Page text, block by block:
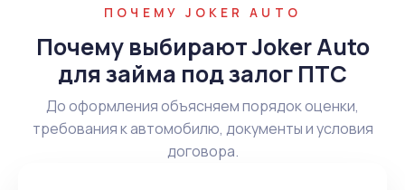
ПОЧЕМУ JOKER AUTO
Почему выбирают Joker Auto
для займа под залог ПТС
До оформления объясняем порядок оценки,
требования к автомобилю, документы и условия
договора.